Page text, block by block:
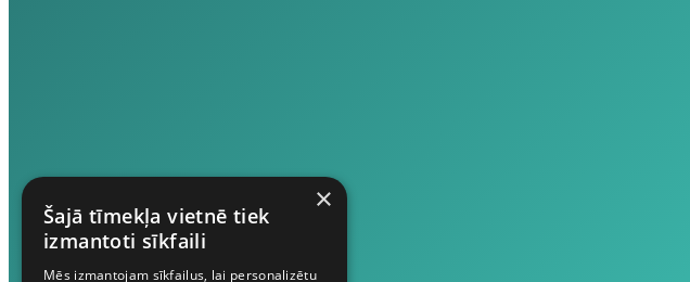
×
Šajā tīmekļa vietnē tiek
izmantoti sīkfaili
Mēs izmantojam sīkfailus, lai personalizētu